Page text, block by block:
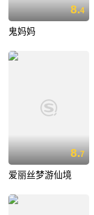
8.4
鬼妈妈
8.7
爱丽丝梦游仙境